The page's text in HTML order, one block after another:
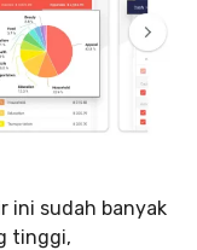
ini sudah banyak
tinggi,